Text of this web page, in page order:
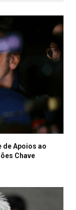
de Apoios ao
Chave